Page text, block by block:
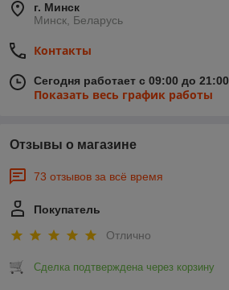
г. Минск
Минск, Беларусь
Контакты
Сегодня работает с 09:00 до 21:00
Показать весь график работы
Отзывы о магазине
73 отзывов за всё время
Покупатель
Отлично
Сделка подтверждена через корзину